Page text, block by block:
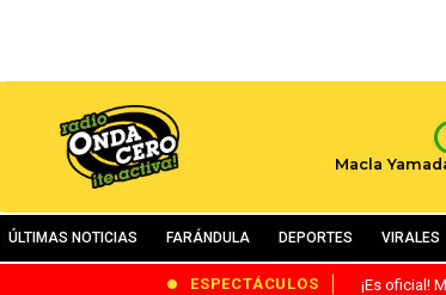
Macla
ÚLTIMAS NOTICIAS FARÁNDULA DEPORTES VIRALES
ESPECTÁCULOS ¡Es oficial!